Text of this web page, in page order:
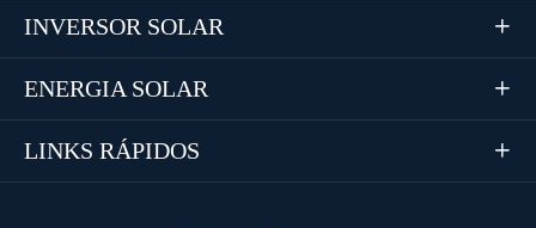
INVERSOR SOLAR 
ENERGIA SOLAR 
LINKS RÁPIDOS 